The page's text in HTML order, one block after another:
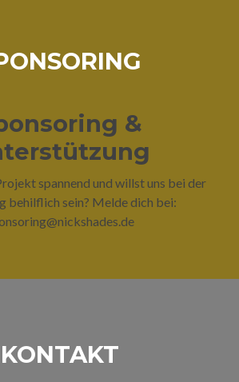
&
spannend und willst uns bei der
behilflich sein? Melde dich bei:
KONTAKT